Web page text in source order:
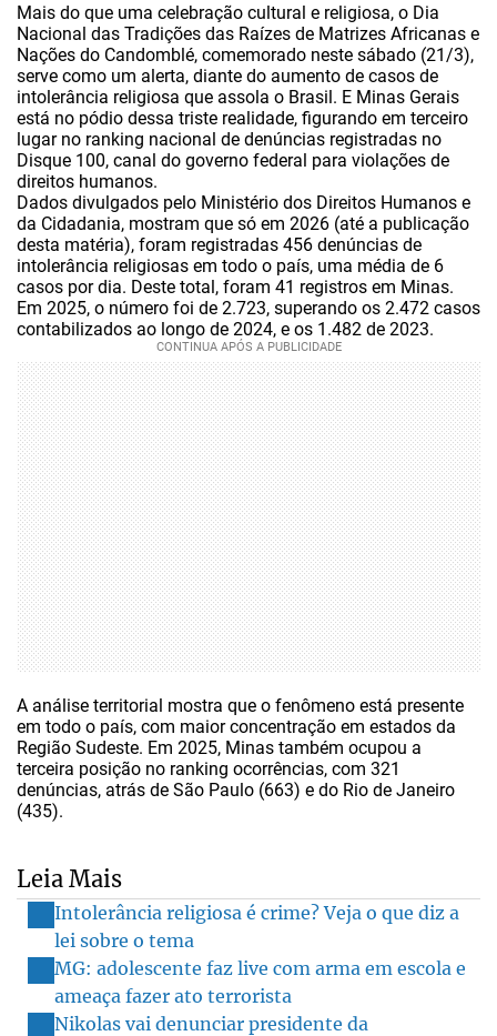
Mais do que uma celebração cultural e religiosa, o Dia
Nacional das Tradições das Raízes de Matrizes Africanas e
Nações do Candomblé, comemorado neste sábado (21/3),
serve como um alerta, diante do aumento de casos de
intolerância religiosa que assola o Brasil. E Minas Gerais
está no pódio dessa triste realidade, figurando em terceiro
lugar no ranking nacional de denúncias registradas no
Disque 100, canal do governo federal para violações de
direitos humanos.
Dados divulgados pelo Ministério dos Direitos Humanos e
da Cidadania, mostram que só em 2026 (até a publicação
desta matéria), foram registradas 456 denúncias de
intolerância religiosas em todo o país, uma média de 6
casos por dia. Deste total, foram 41 registros em Minas.
Em 2025, o número foi de 2.723, superando os 2.472 casos
contabilizados ao longo de 2024, e os 1.482 de 2023.
A análise territorial mostra que o fenômeno está presente
em todo o país, com maior concentração em estados da
Região Sudeste. Em 2025, Minas também ocupou a
terceira posição no ranking ocorrências, com 321
denúncias, atrás de São Paulo (663) e do Rio de Janeiro
(435).
Leia Mais
Intolerância religiosa é crime? Veja o que diz a
lei sobre o tema
MG: adolescente faz live com arma em escola e
ameaça fazer ato terrorista
Nikolas vai denunciar presidente da